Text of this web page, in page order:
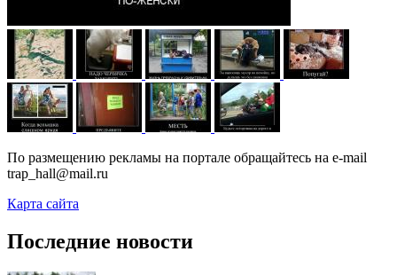
По размещению рекламы на портале обращайтесь на e-mail
trap_hall@mail.ru
Карта сайта
Последние новости